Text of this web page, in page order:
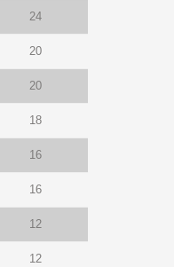
24
20
20
18
16
16
12
12